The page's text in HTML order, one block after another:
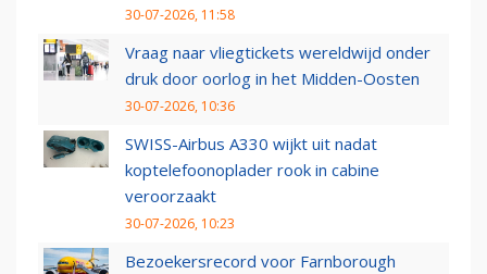
30-07-2026, 11:58
Vraag naar vliegtickets wereldwijd onder
druk door oorlog in het Midden-Oosten
30-07-2026, 10:36
SWISS-Airbus A330 wijkt uit nadat
koptelefoonoplader rook in cabine
veroorzaakt
30-07-2026, 10:23
Bezoekersrecord voor Farnborough